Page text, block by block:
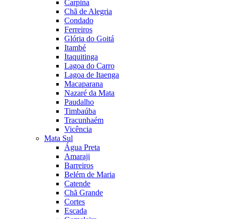
Carpina
Chã de Alegria
Condado
Ferreiros
Glória do Goitá
Itambé
Itaquitinga
Lagoa do Carro
Lagoa de Itaenga
Macaparana
Nazaré da Mata
Paudalho
Timbaúba
Tracunhaém
Vicência
Mata Sul
Água Preta
Amaraji
Barreiros
Belém de Maria
Catende
Chã Grande
Cortes
Escada